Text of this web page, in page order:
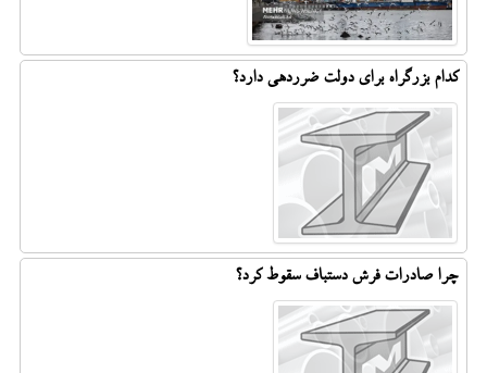
کدام بزرگراه برای دولت ضرردهی دارد؟
چرا صادرات فرش دستباف سقوط کرد؟